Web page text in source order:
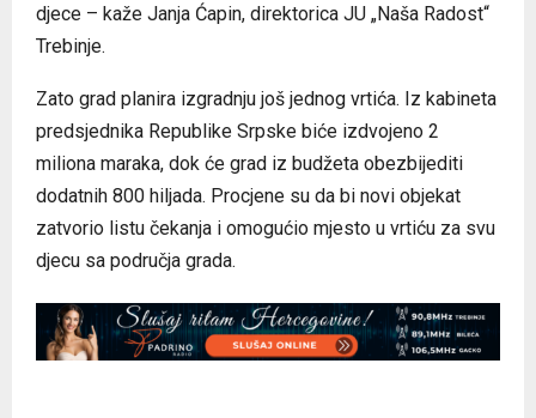
djece – kaže Јanja Ćapin, direktorica ЈU „Naša Radost“
Trebinje.
Zato grad planira izgradnju još jednog vrtića. Iz kabineta
predsjednika Republike Srpske biće izdvojeno 2
miliona maraka, dok će grad iz budžeta obezbijediti
dodatnih 800 hiljada. Procjene su da bi novi objekat
zatvorio listu čekanja i omogućio mjesto u vrtiću za svu
djecu sa područja grada.